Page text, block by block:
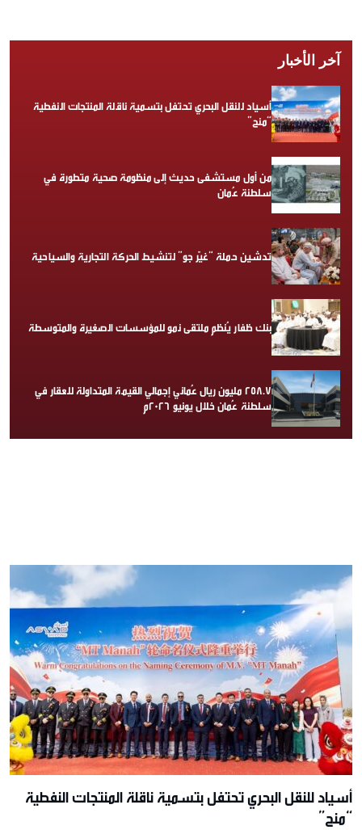
آخر الأخبار
أسياد للنقل البحري تحتفل بتسمية ناقلة المنتجات النفطية
“منح”
من أول مستشفى حديث إلى منظومة صحية متطورة في
سلطنة عُمان
تدشين حملة “غيّر جو” لتنشيط الحركة التجارية والسياحية
بنك ظفار يُنظم ملتقى نمو للمؤسسات الصغيرة والمتوسطة
258.7 مليون ريال عُماني إجمالي القيمة المتداولة للعقار في
سلطنة عُمان خلال يونيو 2026م
أسياد للنقل البحري تحتفل بتسمية ناقلة المنتجات النفطية
“منح”